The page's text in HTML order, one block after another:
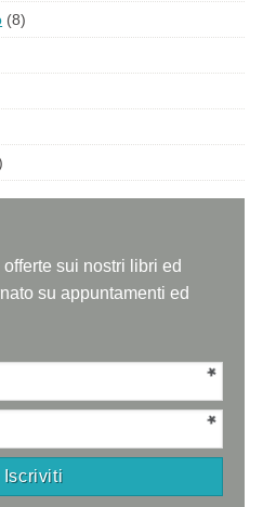
(8)
sui nostri libri ed
su appuntamenti ed